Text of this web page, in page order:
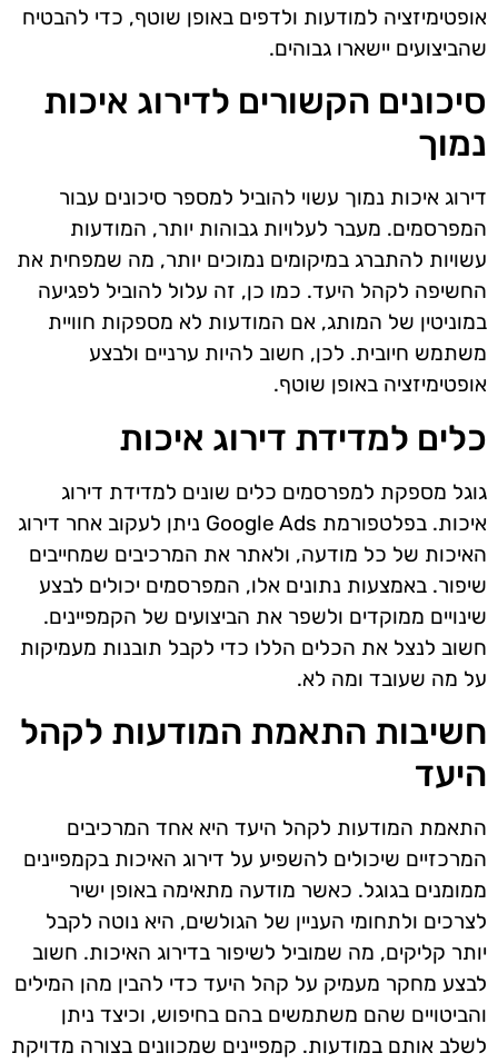
אופטימיזציה למודעות ולדפים באופן שוטף, כדי להבטיח
שהביצועים יישארו גבוהים.
סיכונים הקשורים לדירוג איכות
נמוך
דירוג איכות נמוך עשוי להוביל למספר סיכונים עבור
המפרסמים. מעבר לעלויות גבוהות יותר, המודעות
עשויות להתברג במיקומים נמוכים יותר, מה שמפחית את
החשיפה לקהל היעד. כמו כן, זה עלול להוביל לפגיעה
במוניטין של המותג, אם המודעות לא מספקות חוויית
משתמש חיובית. לכן, חשוב להיות ערניים ולבצע
אופטימיזציה באופן שוטף.
כלים למדידת דירוג איכות
גוגל מספקת למפרסמים כלים שונים למדידת דירוג
איכות. בפלטפורמת Google Ads ניתן לעקוב אחר דירוג
האיכות של כל מודעה, ולאתר את המרכיבים שמחייבים
שיפור. באמצעות נתונים אלו, המפרסמים יכולים לבצע
שינויים ממוקדים ולשפר את הביצועים של הקמפיינים.
חשוב לנצל את הכלים הללו כדי לקבל תובנות מעמיקות
על מה שעובד ומה לא.
חשיבות התאמת המודעות לקהל
היעד
התאמת המודעות לקהל היעד היא אחד המרכיבים
המרכזיים שיכולים להשפיע על דירוג האיכות בקמפיינים
ממומנים בגוגל. כאשר מודעה מתאימה באופן ישיר
לצרכים ולתחומי העניין של הגולשים, היא נוטה לקבל
יותר קליקים, מה שמוביל לשיפור בדירוג האיכות. חשוב
לבצע מחקר מעמיק על קהל היעד כדי להבין מהן המילים
והביטויים שהם משתמשים בהם בחיפוש, וכיצד ניתן
לשלב אותם במודעות. קמפיינים שמכוונים בצורה מדויקת